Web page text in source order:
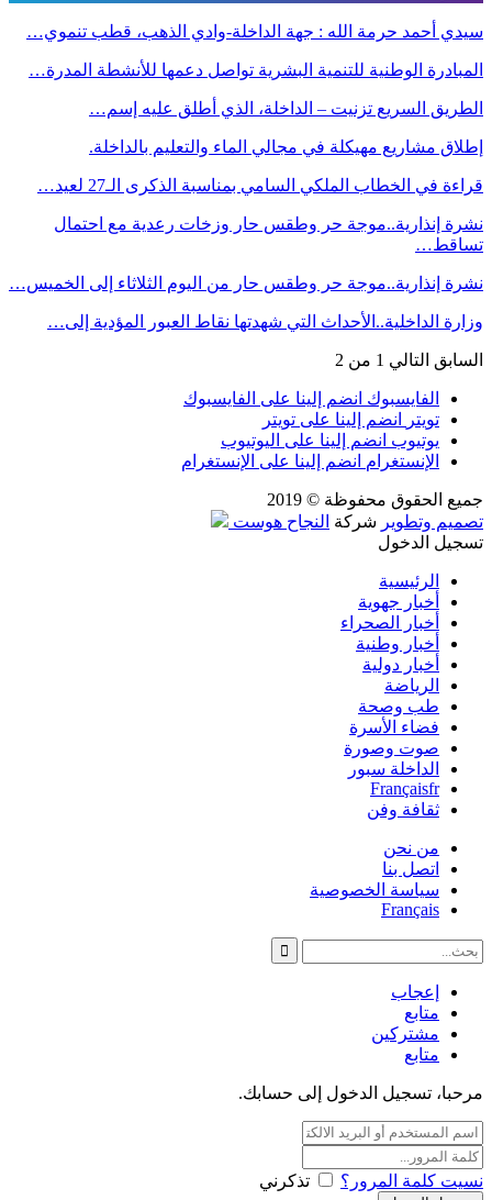
سيدي أحمد حرمة الله : جهة الداخلة-وادي الذهب، قطب تنموي…
المبادرة الوطنية للتنمية البشرية تواصل دعمها للأنشطة المدرة…
الطريق السريع تزنيت – الداخلة، الذي أطلق عليه إسم…
إطلاق مشاريع مهيكلة في مجالي الماء والتعليم بالداخلة.
قراءة في الخطاب الملكي السامي بمناسبة الذكرى الـ27 لعيد…
نشرة إنذارية..موجة حر وطقس حار وزخات رعدية مع احتمال
تساقط…
نشرة إنذارية..موجة حر وطقس حار من اليوم الثلاثاء إلى الخميس…
وزارة الداخلية..الأحداث التي شهدتها نقاط العبور المؤدية إلى…
السابق التالي 1 من 2
الفايسبوك انضم إلينا على الفايسبوك
تويتر
انضم إلينا على تويتر
يوتيوب انضم إلينا على اليوتيوب
الإنستغرام انضم إلينا على الإنستغرام
جميع الحقوق محفوظة © 2019
تصميم وتطوير شركة النجاح هوست
تسجيل الدخول
الرئيسية
أخبار جهوية
أخبار الصحراء
أخبار وطنية
أخبار دولية
الرياضة
طب وصحة
فضاء الأسرة
صوت وصورة
الداخلة سبور
Françaisfr
ثقافة وفن
من نحن
اتصل بنا
سياسة الخصوصية
Français
إعجاب
متابع
مشتركين
متابع
مرحبا، تسجيل الدخول إلى حسابك.
نسيت كلمة المرور؟ تذكرني